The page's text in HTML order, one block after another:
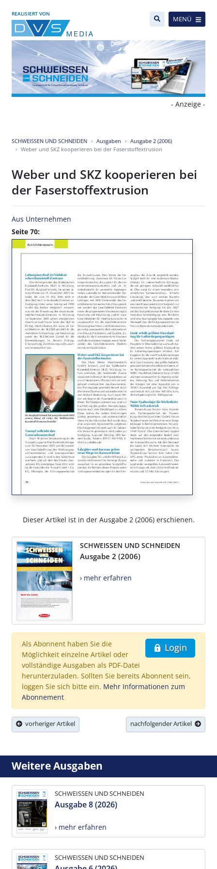
REALISIERT VON
MENÜ
- Anzeige -
SCHWEISSEN UND SCHNEIDEN Ausgaben
Ausgabe 2 (2006)
Weber und SKZ kooperieren bei der Faserstoffextrusion
Weber und SKZ kooperieren bei
der Faserstoffextrusion
Aus Unternehmen
Seite 70:
Dieser Artikel ist in der Ausgabe 2 (2006) erschienen.
SCHWEISSEN UND SCHNEIDEN
Ausgabe 2 (2006)
› mehr erfahren
Login
Als Abonnent haben Sie die
Möglichkeit einzelne Artikel oder
vollständige Ausgaben als PDF-Datei
herunterzuladen. Sollten Sie bereits Abonnent sein,
loggen Sie sich bitte ein. Mehr Informationen zum
Abonnement
vorheriger Artikel nachfolgender Artikel
Weitere Ausgaben
SCHWEISSEN UND SCHNEIDEN
Ausgabe 8 (2026)
› mehr erfahren
SCHWEISSEN UND SCHNEIDEN